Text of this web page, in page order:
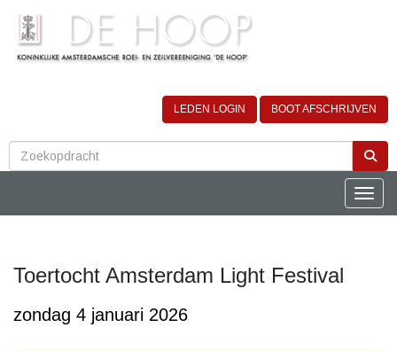
LEDEN LOGIN BOOT AFSCHRIJVEN
Toertocht Amsterdam Light Festival
zondag 4 januari 2026